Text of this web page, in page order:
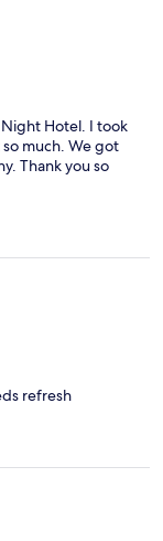
Night Hotel. I took
much. We got
Thank you so
refresh